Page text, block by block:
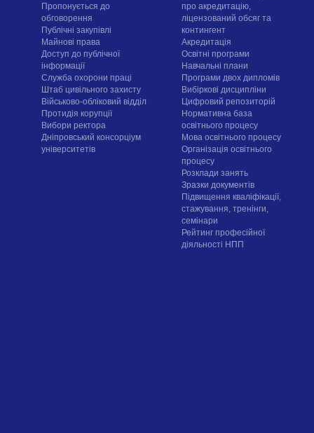
Пропонується до
обговорення
Публічні закупівлі
Майнові права
Доступ до публічної
інформації
Служба охорони праці
Штаб цивільного захисту
Військово-обліковий відділ
Протидія корупції
Вибори ректора
Дніпровський консорціум
університетів
про акредитацію,
ліцензований обсяг та
контингент
Акредитація
Освітні програми
Навчальні плани
Програми двох дипломів
Вибіркові дисципліни
Цифровий репозиторій
Нормативна база
освітнього процесу
Мова освітнього процесу
Організація освітнього
процесу
Розклади занять
Зразки документів
Підвищення кваліфікації,
стажування, тренінги,
семінари
Рейтинг професійної
діяльності НПП